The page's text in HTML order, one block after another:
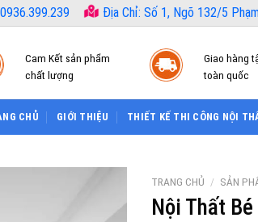
0936.399.239 Địa Chỉ: Số 1, Ngõ 132/5
Cam Kết sản phẩm
chất lượng
Giao hàng
toàn quốc
CHỦ GIỚI THIỆU THIẾT KẾ THI CÔNG NỘI
TRANG CHỦ / SẢN
Nội Thất Bé